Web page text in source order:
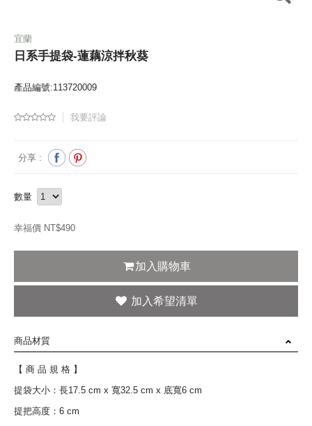
宜蘭
日系手提袋-蓮藕涼拌秋葵
產品編號:113720009
我要評論
分享 :
數量
幸福價 NT$490
加入購物車
商品材質
【 商 品 規 格 】
提袋大小：長17.5 cm x 寬32.5 cm x 底寬6 cm
提把高度：6 cm